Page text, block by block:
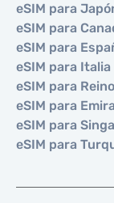
eSIM para
eSIM para
eSIM para
eSIM para Italia
eSIM para
eSIM para
eSIM para
eSIM para